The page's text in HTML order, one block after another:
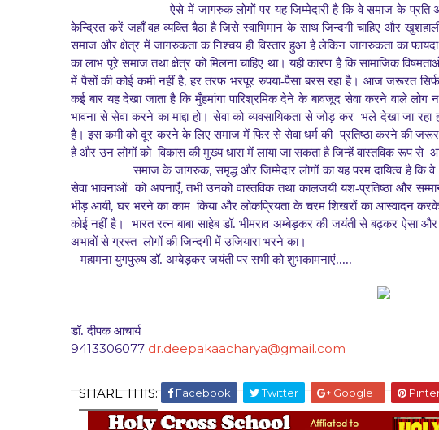
ऐसे में जागरुक लोगों पर यह जिम्मेदारी है कि वे समाज के प्रति
केन्द्रित करें जहाँ वहव्यक्ति बैठा है जिसे स्वाभिमान के साथ जिन्दगी चाहिए और
समाज और क्षेत्र में जागरुकता कनिश्चय ही विस्तार हुआ है लेकिन जागरुकता का
का लाभ पूरे समाज तथा क्षेत्र कोमिलना चाहिए था। यही कारण है कि सामाजिक
में पैसों की कोई कमी नहीं है,हर तरफ भरपूर रुपया-पैसाबरस रहा है। आज जरूरत सिर्फ
कई बार यह देखा जाता है कि मुँहमांगा पारिश्रमिक देने के बावजूद सेवाकरने वाले लोग
भावना से सेवा करने का माद्दा हो। सेवा को व्यवसायिकता से जोड़ कर भले देखा जा रहा
है। इस कमी को दूर करने के लिए समाज में फिर से सेवा धर्म की प्रतिष्ठा करने की
है और उन लोगों कोविकास की मुख्य धारा में लाया जा सकता है जिन्हें वास्तविक रूप से
समाज के जागरुक,समृद्ध और जिम्मेदार लोगों का यह परम दायित्व है कि वे
सेवा भावनाओं
को अपनाएँ,तभी उनको वास्तविक तथा कालजयी यश-प्रतिष्ठा और
भीड़ आयी,घर भरने का काम किया और लोकप्रियता के चरम शिखरों का आस्वादन
कोई नहीं है।
भारत रत्न बाबा साहेब डॉ. भीमराव अम्बेड़कर की जयंती से बढ़कर ऐसा और
अभावों से ग्रस्त लोगों की जिन्दगी में उजियारा भरने का।
महामना युगपुरुष डॉ. अम्बेड़कर जयंती पर सभी को शुभकामनाएं.....
डॉ. दीपक आचार्य
9413306077 dr.deepakaacharya@gmail.com
SHARE THIS: Facebook Twitter Google+